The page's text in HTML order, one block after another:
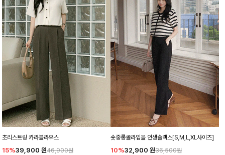
초리스트링 카라블라우스
15%39,900 원46,900원
숏중롱골라입을 인생슬랙스[S,M,L,XL사이즈]
10%32,900 원36,500원